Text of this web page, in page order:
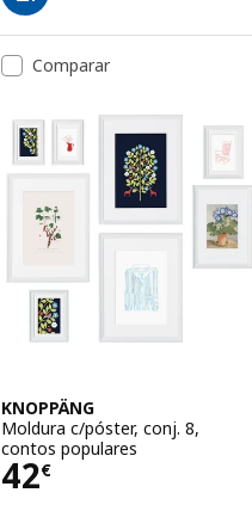
Comparar
KNOPPÄNG
Moldura c/póster, conj. 8,
contos populares
42€
Preço 42€